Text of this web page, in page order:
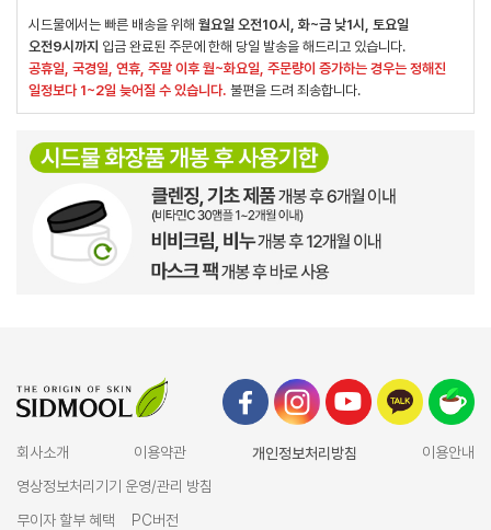
시드물에서는 빠른 배송을 위해 월요일 오전10시, 화~금 낮1시, 토요일
오전9시까지 입금 완료된 주문에 한해 당일 발송을 해드리고 있습니다.
공휴일, 국경일, 연휴, 주말 이후 월~화요일, 주문량이 증가하는 경우는 정해진
일정보다 1~2일 늦어질 수 있습니다. 불편을 드려 죄송합니다.
회사소개 이용약관 개인정보처리방침
이용안내
영상정보처리기기 운영/관리 방침
무이자 할부 혜택
PC버전